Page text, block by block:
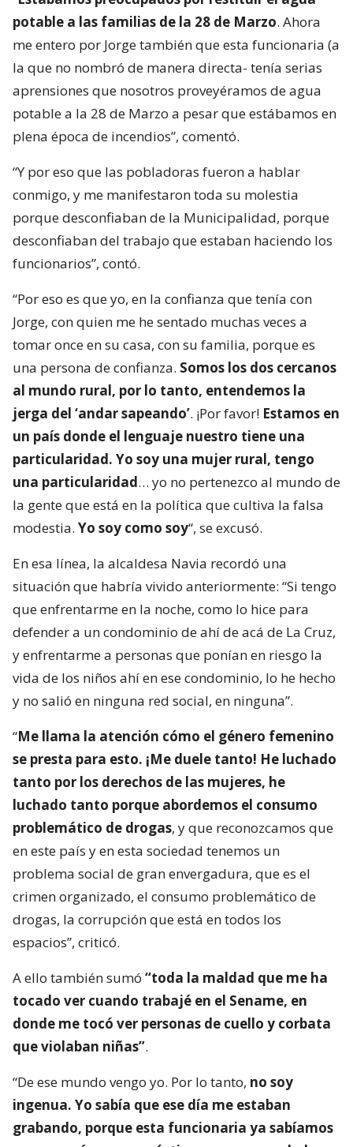
potable a las familias de la 28 de Marzo. Ahora
me entero por Jorge también que esta funcionaria (a
la que no nombró de manera directa- tenía serias
aprensiones que nosotros proveyéramos de agua
potable a la 28 de Marzo a pesar que estábamos en
plena época de incendios”, comentó.
“Y por eso que las pobladoras fueron a hablar
conmigo, y me manifestaron toda su molestia
porque desconfiaban de la Municipalidad, porque
desconfiaban del trabajo que estaban haciendo los
funcionarios”, contó.
“Por eso es que yo, en la confianza que tenía con
Jorge, con quien me he sentado muchas veces a
tomar once en su casa, con su familia, porque es
una persona de confianza. Somos los dos cercanos
al mundo rural, por lo tanto, entendemos la
jerga del ‘andar sapeando’. ¡Por favor! Estamos en
un país donde el lenguaje nuestro tiene una
particularidad. Yo soy una mujer rural, tengo
una particularidad… yo no pertenezco al mundo de
la gente que está en la política que cultiva la falsa
modestia. Yo soy como soy“, se excusó.
En esa línea, la alcaldesa Navia recordó una
situación que habría vivido anteriormente: “Si tengo
que enfrentarme en la noche, como lo hice para
defender a un condominio de ahí de acá de La Cruz,
y enfrentarme a personas que ponían en riesgo la
vida de los niños ahí en ese condominio, lo he hecho
y no salió en ninguna red social, en ninguna”.
“Me llama la atención cómo el género femenino
se presta para esto. ¡Me duele tanto! He luchado
tanto por los derechos de las mujeres, he
luchado tanto porque abordemos el consumo
problemático de drogas, y que reconozcamos que
en este país y en esta sociedad tenemos un
problema social de gran envergadura, que es el
crimen organizado, el consumo problemático de
drogas, la corrupción que está en todos los
espacios”, criticó.
A ello también sumó “toda la maldad que me ha
tocado ver cuando trabajé en el Sename, en
donde me tocó ver personas de cuello y corbata
que violaban niñas”.
“De ese mundo vengo yo. Por lo tanto, no soy
ingenua. Yo sabía que ese día me estaban
grabando, porque esta funcionaria ya sabíamos